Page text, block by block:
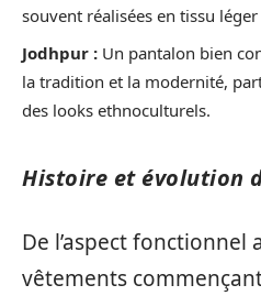
souvent réalisées en tissu
Jodhpur : Un pantalon bien
la tradition et la modernité,
des looks ethnoculturels.
Histoire et évolution
De l’aspect fonctionnel
vêtements